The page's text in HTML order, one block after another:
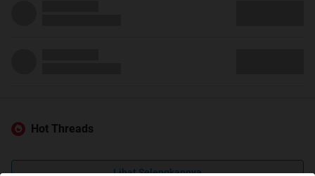
Hot Threads
Lihat Selengkapnya